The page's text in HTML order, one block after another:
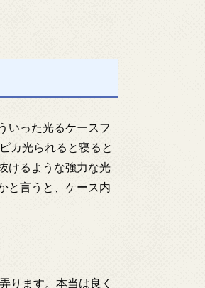
いった光るケースフ
カ光られると寝ると
けるような強力な光
と言うと、ケース内
ります。本当は良く